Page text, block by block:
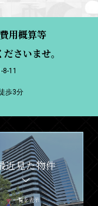
用概算等
さいませ。
11
歩3分
近見た物件
一覧を表示